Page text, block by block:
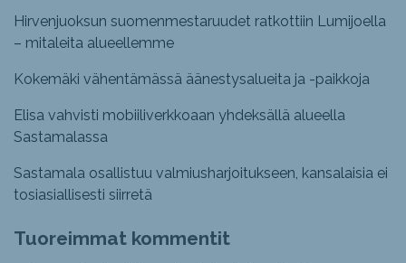
Hirvenjuoksun suomenmestaruudet ratkottiin Lumijoella
– mitaleita alueellemme
Kokemäki vähentämässä äänestysalueita ja -paikkoja
Elisa vahvisti mobiiliverkkoaan yhdeksällä alueella
Sastamalassa
Sastamala osallistuu valmiusharjoitukseen, kansalaisia ei
tosiasiallisesti siirretä
Tuoreimmat kommentit